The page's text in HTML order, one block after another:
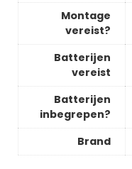
Montage
vereist?
Batterijen
vereist
Batterijen
inbegrepen?
Brand